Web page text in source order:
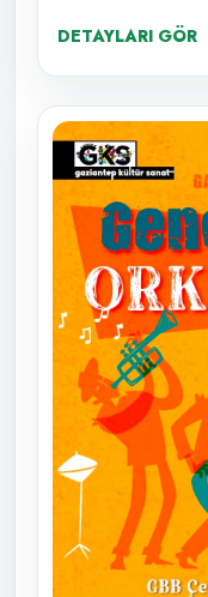
DETAYLARI GÖR